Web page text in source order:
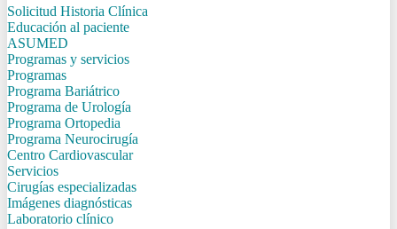
Solicitud Historia Clínica
Educación al paciente
ASUMED
Programas y servicios
Programas
Programa Bariátrico
Programa de Urología
Programa Ortopedia
Programa Neurocirugía
Centro Cardiovascular
Servicios
Cirugías especializadas
Imágenes diagnósticas
Laboratorio clínico